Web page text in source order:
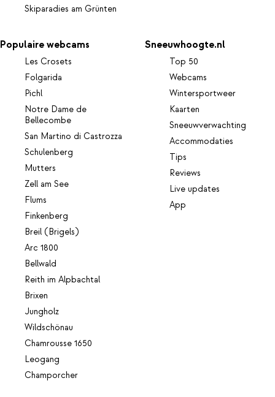
Skiparadies am Grünten
Populaire webcams
Les Crosets
Folgarida
Pichl
Notre Dame de
Bellecombe
San Martino di Castrozza
Schulenberg
Mutters
Zell am See
Flums
Finkenberg
Breil (Brigels)
Arc 1800
Bellwald
Reith im Alpbachtal
Brixen
Jungholz
Wildschönau
Chamrousse 1650
Leogang
Champorcher
Sneeuwhoogte.nl
Top 50
Webcams
Wintersportweer
Kaarten
Sneeuwverwachting
Accommodaties
Tips
Reviews
Live updates
App